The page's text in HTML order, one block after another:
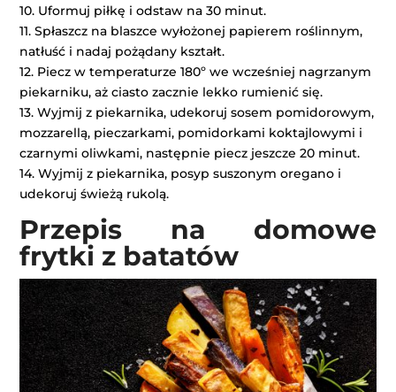
10. Uformuj piłkę i odstaw na 30 minut.
11. Spłaszcz na blaszce wyłożonej papierem roślinnym,
natłuść i nadaj pożądany kształt.
12. Piecz w temperaturze 180º we wcześniej nagrzanym
piekarniku, aż ciasto zacznie lekko rumienić się.
13. Wyjmij z piekarnika, udekoruj sosem pomidorowym,
mozzarellą, pieczarkami, pomidorkami koktajlowymi i
czarnymi oliwkami, następnie piecz jeszcze 20 minut.
14. Wyjmij z piekarnika, posyp suszonym oregano i
udekoruj świeżą rukolą.
Przepis na domowe
frytki z batatów